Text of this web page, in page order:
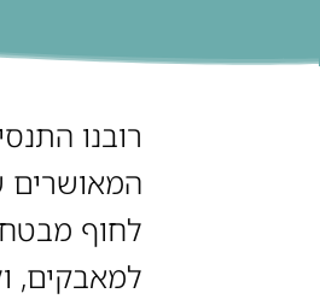
רובנו
המאושרים
לחוף
למאבקים,